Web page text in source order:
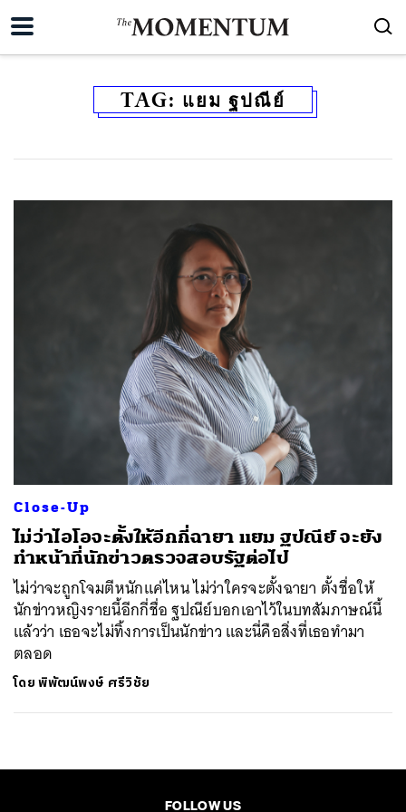
TAG: แยม ฐปณีย์
Close-Up
ไม่ว่าไอโอจะตั้งให้อีกกี่ฉายา แยม ฐปณีย์ จะยัง
ทำหน้าที่นักข่าวตรวจสอบรัฐต่อไป
ไม่ว่าจะถูกโจมตีหนักแค่ไหน ไม่ว่าใครจะตั้งฉายา ตั้งชื่อให้
นักข่าวหญิงรายนี้อีกกี่ชื่อ ฐปณีย์บอกเอาไว้ในบทสัมภาษณ์นี้
แล้วว่า เธอจะไม่ทิ้งการเป็นนักข่าว และนี่คือสิ่งที่เธอทำมา
ตลอด
โดยพิพัฒน์พงษ์ ศรีวิชัย
FOLLOW US
SHARE TWEET LINE EMAIL